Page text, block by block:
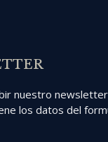
nuestro newsletter
los datos del